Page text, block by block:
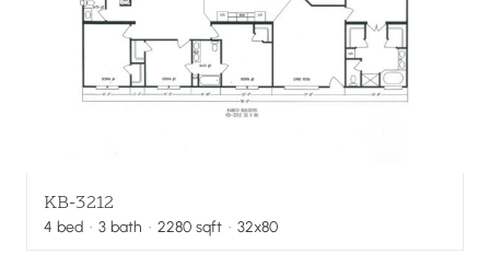
KB-3212
4 bed · 3 bath · 2280 sqft· 32x80